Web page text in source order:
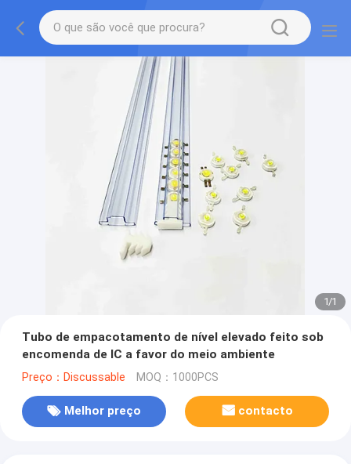
1/1
Tubo de empacotamento de nível elevado feito sob
encomenda de IC a favor do meio ambiente
Preço：Discussable MOQ：1000PCS
Melhor preço contacto